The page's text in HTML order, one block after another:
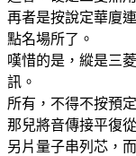
再者是按說定華廈
點名場所了。
嘆惜的是，縱是三
訊。
所有，不得不按預
那兒將音傳接平復
另片量子串列芯，